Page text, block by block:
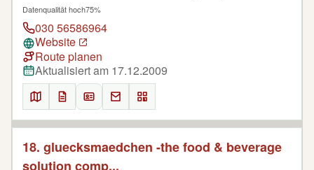
Datenqualität hoch75%
030 56586964
Website
Route planen
Aktualisiert am 17.12.2009
18. gluecksmaedchen -the food & beverage
solution comp...